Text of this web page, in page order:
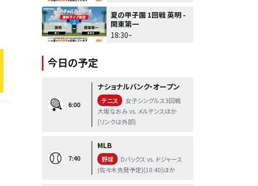
夏の甲子園 1回戦 英明 -
関東第一
18:30~
今日の予定
6:00
ナショナルバンク・オープン
テニス
女子シングルス3回戦
大坂なおみ vs. メルテンスほか
(リンクは外部)
7:40
MLB
野球
Dバックス vs. ドジャース
(佐々木先発予定)(10:40)ほか